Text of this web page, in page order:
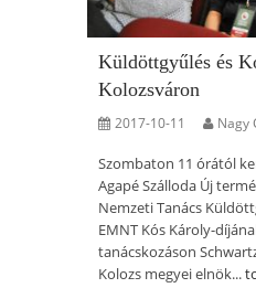
Küldöttgyűlés és
Kolozsváron
2017-10-11 Nagy
Szombaton 11 órától
Agapé Szálloda Új
Nemzeti Tanács
EMNT Kós Károly-
tanácskozáson
Kolozs megyei elnök...